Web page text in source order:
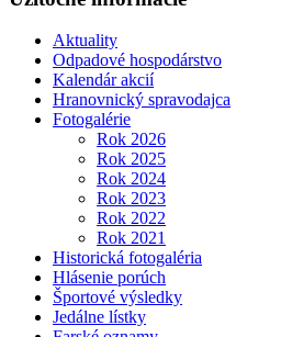
Aktuality
Odpadové hospodárstvo
Kalendár akcií
Hranovnický spravodajca
Fotogalérie
Rok 2026
Rok 2025
Rok 2024
Rok 2023
Rok 2022
Rok 2021
Historická fotogaléria
Hlásenie porúch
Športové výsledky
Jedálne lístky